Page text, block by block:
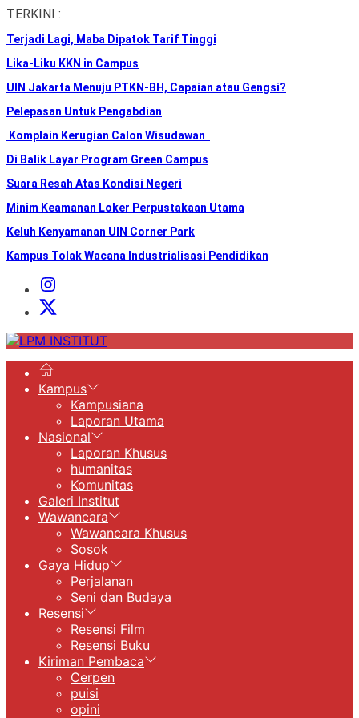
Skip
the
content
TERKINI :
Terjadi Lagi, Maba Dipatok Tarif Tinggi
Lika-Liku KKN in Campus
UIN Jakarta Menuju PTKN-BH, Capaian atau Gengsi?
Pelepasan Untuk Pengabdian
Komplain Kerugian Calon Wisudawan
Di Balik Layar Program Green Campus
Suara Resah Atas Kondisi Negeri
Minim Keamanan Loker Perpustakaan Utama
Keluh Kenyamanan UIN Corner Park
Kampus Tolak Wacana Industrialisasi Pendidikan
Instagram
Institut
X
LPM
Kampus
Kampusiana
Laporan Utama
Nasional
Laporan Khusus
humanitas
Komunitas
Galeri Institut
Wawancara
Wawancara Khusus
Sosok
Gaya Hidup
Perjalanan
Seni dan Budaya
Resensi
Resensi Film
Resensi Buku
Kiriman Pembaca
Cerpen
puisi
opini